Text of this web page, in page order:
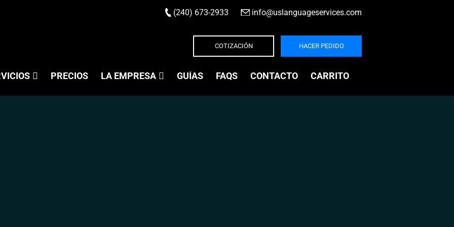
(240) 673-2933 info@uslanguageservices.com
COTIZACIÓN HACER PEDIDO
PRECIOS LA EMPRESA GUÍAS FAQS CONTACTO CARRITO